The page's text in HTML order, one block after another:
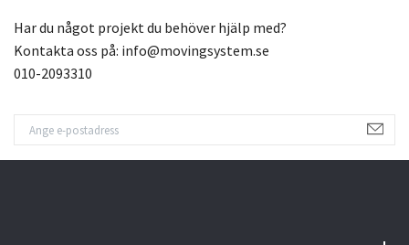
Har du något projekt du behöver hjälp med?
Kontakta oss på: info@movingsystem.se
010-2093310